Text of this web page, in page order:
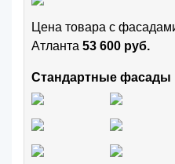
Цена товара с
Атланта 53 600 руб.
Стандартные